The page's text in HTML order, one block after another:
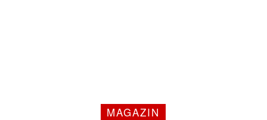
MAGAZIN